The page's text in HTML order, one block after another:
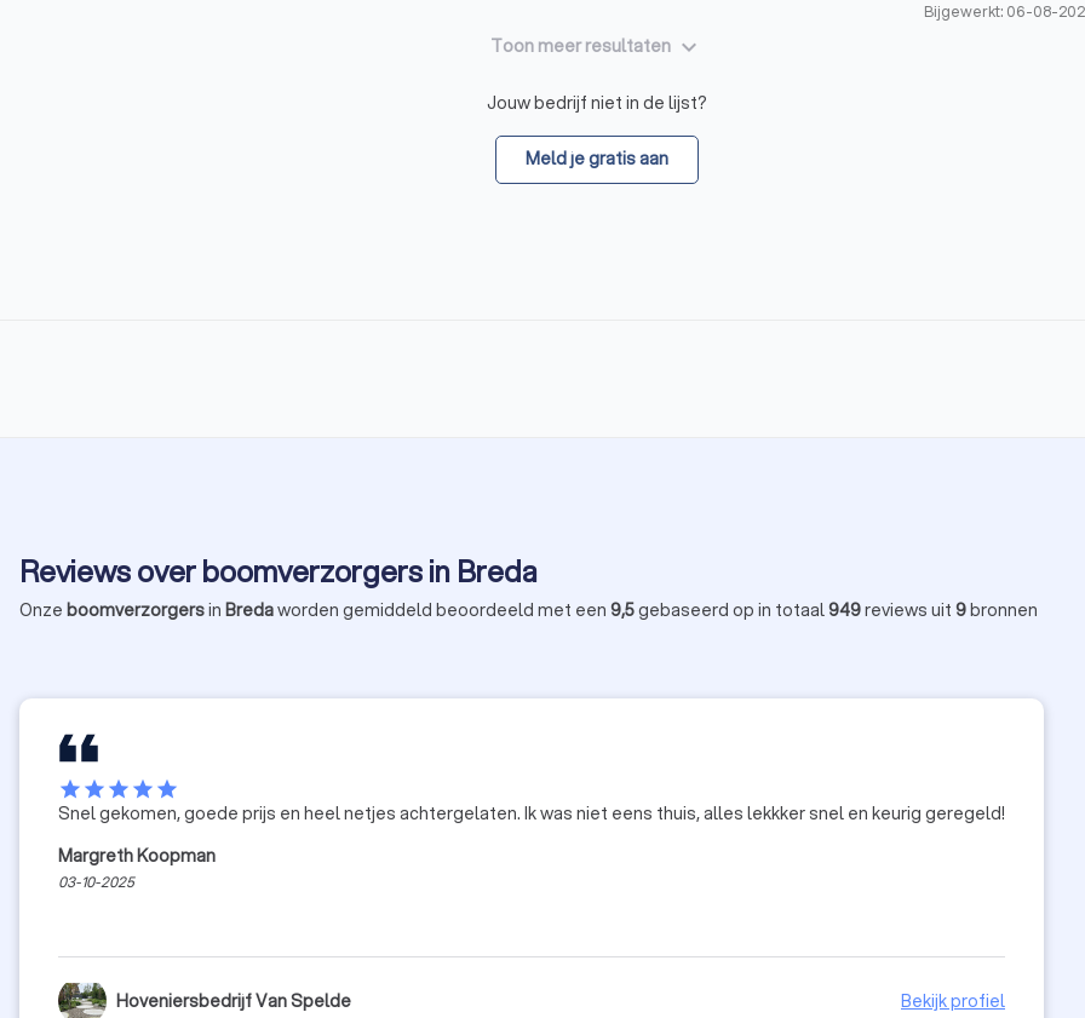
Bijgewerkt: 06-08-
Toon meer resultaten keyboard_arrow_down
Jouw bedrijf niet in de lijst?
Meld je gratis aan
Reviews over boomverzorgers in Breda
Onze boomverzorgersin Bredaworden gemiddeld beoordeeld met een 9,5gebaseerd op in totaal949reviews uit 9bronnen
star star star star star
Snel gekomen, goede prijs en heel netjes achtergelaten. Ik was niet eens thuis, alles lekkker snel en keurig geregeld!
Margreth Koopman
03-10-2025
Hoveniersbedrijf Van Spelde Bekijk profiel